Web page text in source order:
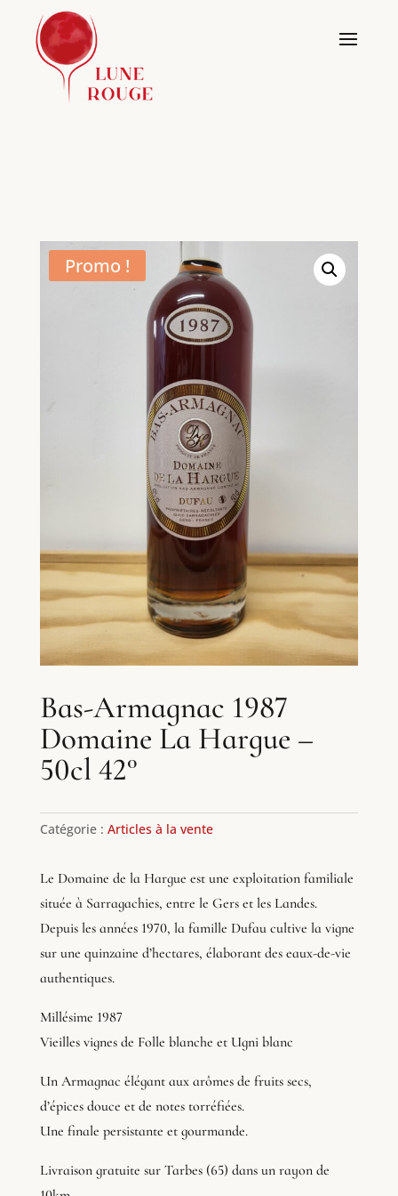
Promo !
Bas-Armagnac 1987
Domaine La Hargue –
50cl 42°
Catégorie : Articles à la vente
Le Domaine de la Hargue est une exploitation familiale
située à Sarragachies, entre le Gers et les Landes.
Depuis les années 1970, la famille Dufau cultive la vigne
sur une quinzaine d’hectares, élaborant des eaux-de-vie
authentiques.
Millésime 1987
Vieilles vignes de Folle blanche et Ugni blanc
Un Armagnac élégant aux arômes de fruits secs,
d’épices douce et de notes torréfiées.
Une finale persistante et gourmande.
Livraison gratuite sur Tarbes (65) dans un rayon de